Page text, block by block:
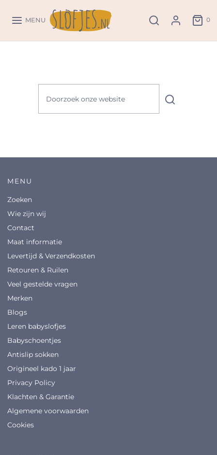
MENU 0
MENU
Zoeken
Wie zijn wij
Contact
Maat informatie
Levertijd & Verzendkosten
Retouren & Ruilen
Veel gestelde vragen
Merken
Blogs
Leren babyslofjes
Babyschoentjes
Antislip sokken
Origineel kado 1 jaar
Privacy Policy
Klachten & Garantie
Algemene voorwaarden
Cookies